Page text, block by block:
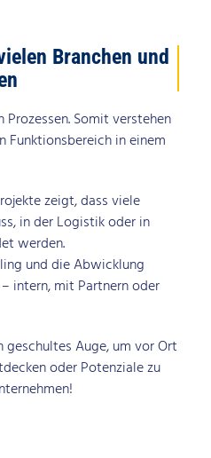
Branchen und
Somit verstehen
Funktionsbereich in einem
zeigt, dass viele
in der Logistik oder in
werden.
und die Abwicklung
intern, mit Partnern oder
geschultes Auge, um vor Ort
oder Potenziale zu